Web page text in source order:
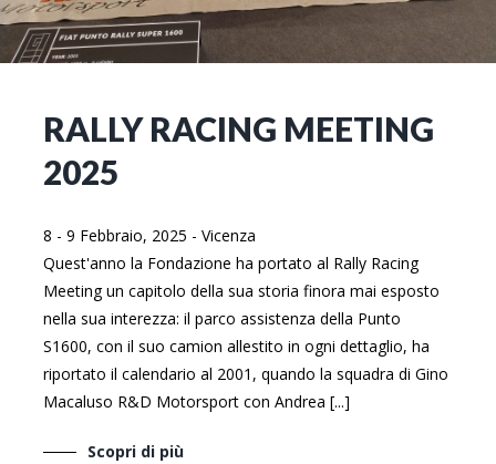
RALLY RACING MEETING
2025
8 - 9 Febbraio, 2025 - Vicenza
Quest'anno la Fondazione ha portato al Rally Racing
Meeting un capitolo della sua storia finora mai esposto
nella sua interezza: il parco assistenza della Punto
S1600, con il suo camion allestito in ogni dettaglio, ha
riportato il calendario al 2001, quando la squadra di Gino
Macaluso R&D Motorsport con Andrea [...]
Scopri di più